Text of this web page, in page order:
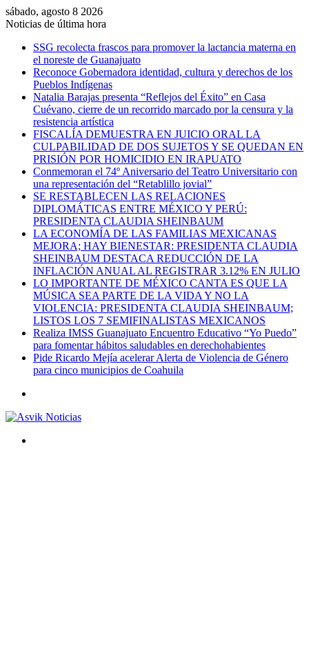
sábado, agosto 8 2026
Noticias de última hora
SSG recolecta frascos para promover la lactancia materna en
el noreste de Guanajuato
Reconoce Gobernadora identidad, cultura y derechos de los
Pueblos Indígenas
Natalia Barajas presenta “Reflejos del Éxito” en Casa
Cuévano, cierre de un recorrido marcado por la censura y la
resistencia artística
FISCALÍA DEMUESTRA EN JUICIO ORAL LA
CULPABILIDAD DE DOS SUJETOS Y SE QUEDAN EN
PRISIÓN POR HOMICIDIO EN IRAPUATO
Conmemoran el 74º Aniversario del Teatro Universitario con
una representación del “Retablillo jovial”
SE RESTABLECEN LAS RELACIONES
DIPLOMÁTICAS ENTRE MÉXICO Y PERÚ:
PRESIDENTA CLAUDIA SHEINBAUM
LA ECONOMÍA DE LAS FAMILIAS MEXICANAS
MEJORA; HAY BIENESTAR: PRESIDENTA CLAUDIA
SHEINBAUM DESTACA REDUCCIÓN DE LA
INFLACIÓN ANUAL AL REGISTRAR 3.12% EN JULIO
LO IMPORTANTE DE MÉXICO CANTA ES QUE LA
MÚSICA SEA PARTE DE LA VIDA Y NO LA
VIOLENCIA: PRESIDENTA CLAUDIA SHEINBAUM;
LISTOS LOS 7 SEMIFINALISTAS MEXICANOS
Realiza IMSS Guanajuato Encuentro Educativo “Yo Puedo”
para fomentar hábitos saludables en derechohabientes
Pide Ricardo Mejía acelerar Alerta de Violencia de Género
para cinco municipios de Coahuila